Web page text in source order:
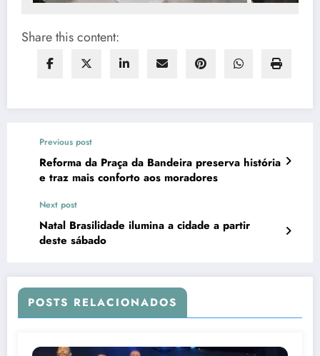
Share this content:
Previous post
Reforma da Praça da Bandeira preserva história
e traz mais conforto aos moradores
Next post
Natal Brasilidade ilumina a cidade a partir
deste sábado
POSTS RELACIONADOS